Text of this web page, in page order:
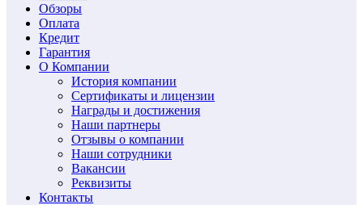
Обзоры
Оплата
Кредит
Гарантия
О Компании
История компании
Сертификаты и лицензии
Награды и достижения
Наши партнеры
Отзывы о компании
Наши сотрудники
Вакансии
Реквизиты
Контакты